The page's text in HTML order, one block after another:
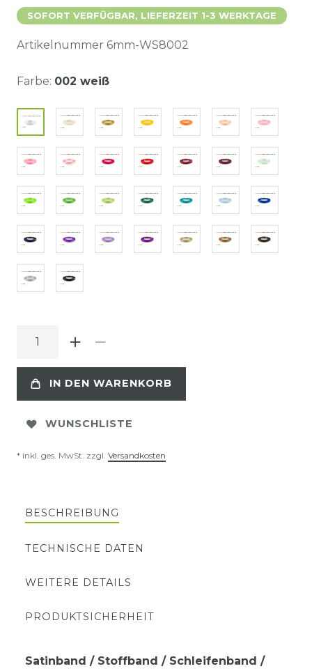
SOFORT VERFÜGBAR, LIEFERZEIT 1-3 WERKTAGE
Artikelnummer 6mm-WS8002
Farbe: 002 weiß
IN DEN WARENKORB
WUNSCHLISTE
* inkl. ges. MwSt. zzgl. Versandkosten
BESCHREIBUNG
TECHNISCHE DATEN
WEITERE DETAILS
PRODUKTSICHERHEIT
Satinband / Stoffband / Schleifenband /